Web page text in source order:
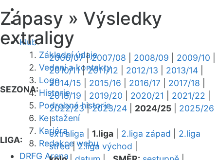
Klub
Základní údaje
Vedení a kontakty
Logo
Historie
Podrobná historie
Ke stažení
Kariéra
Redakce webu
DRFG Arena
Zápasy » Výsledky
extraligy
SEZONA:
2006/07|2007/08 2008/09 2009/10
2010/11|2011/12 2012/13 2013/14
2014/15
2015/16 2016/17 2017/18
2018/19
2019/20 2020/21 2021/22
2022/23|2023/24 2024/25
2025/26
|
LIGA:
extraliga 1.liga 2.liga západ
2.liga
střed|2.liga východ